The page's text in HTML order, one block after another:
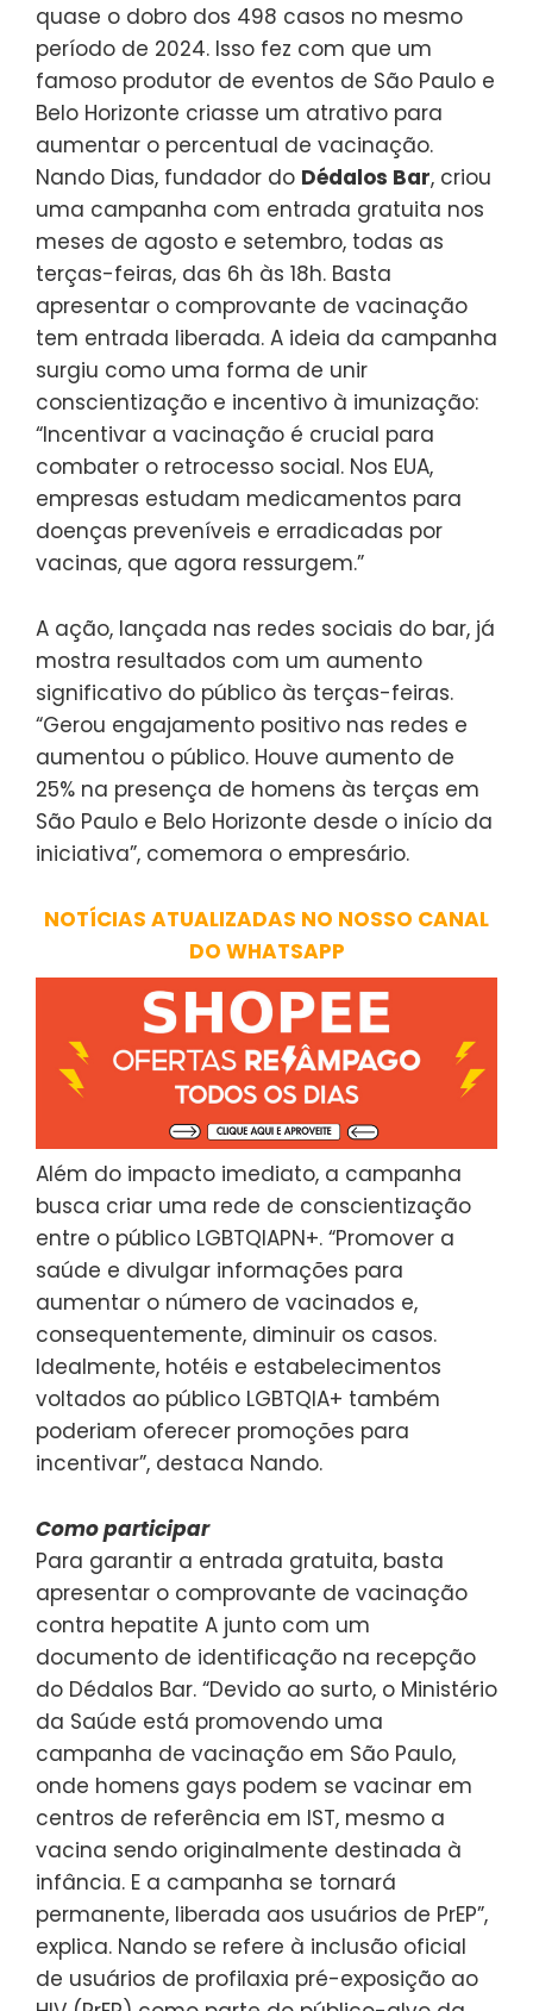
quase o dobro dos 498 casos no mesmo
período de 2024. Isso fez com que um
famoso produtor de eventos de São Paulo e
Belo Horizonte criasse um atrativo para
aumentar o percentual de vacinação.
Nando Dias, fundador do Dédalos Bar, criou
uma campanha com entrada gratuita nos
meses de agosto e setembro, todas as
terças-feiras, das 6h às 18h. Basta
apresentar o comprovante de vacinação
tem entrada liberada. A ideia da campanha
surgiu como uma forma de unir
conscientização e incentivo à imunização:
“Incentivar a vacinação é crucial para
combater o retrocesso social. Nos EUA,
empresas estudam medicamentos para
doenças preveníveis e erradicadas por
vacinas, que agora ressurgem.”
A ação, lançada nas redes sociais do bar, já
mostra resultados com um aumento
significativo do público às terças-feiras.
“Gerou engajamento positivo nas redes e
aumentou o público. Houve aumento de
25% na presença de homens às terças em
São Paulo e Belo Horizonte desde o início da
iniciativa”, comemora o empresário.
NOTÍCIAS ATUALIZADAS NO NOSSO CANAL
DO WHATSAPP
Além do impacto imediato, a campanha
busca criar uma rede de conscientização
entre o público LGBTQIAPN+. “Promover a
saúde e divulgar informações para
aumentar o número de vacinados e,
consequentemente, diminuir os casos.
Idealmente, hotéis e estabelecimentos
voltados ao público LGBTQIA+ também
poderiam oferecer promoções para
incentivar”, destaca Nando.
Como participar
Para garantir a entrada gratuita, basta
apresentar o comprovante de vacinação
contra hepatite A junto com um
documento de identificação na recepção
do Dédalos Bar. “Devido ao surto, o Ministério
da Saúde está promovendo uma
campanha de vacinação em São Paulo,
onde homens gays podem se vacinar em
centros de referência em IST, mesmo a
vacina sendo originalmente destinada à
infância. E a campanha se tornará
permanente, liberada aos usuários de PrEP”,
explica. Nando se refere à inclusão oficial
de usuários de profilaxia pré-exposição ao